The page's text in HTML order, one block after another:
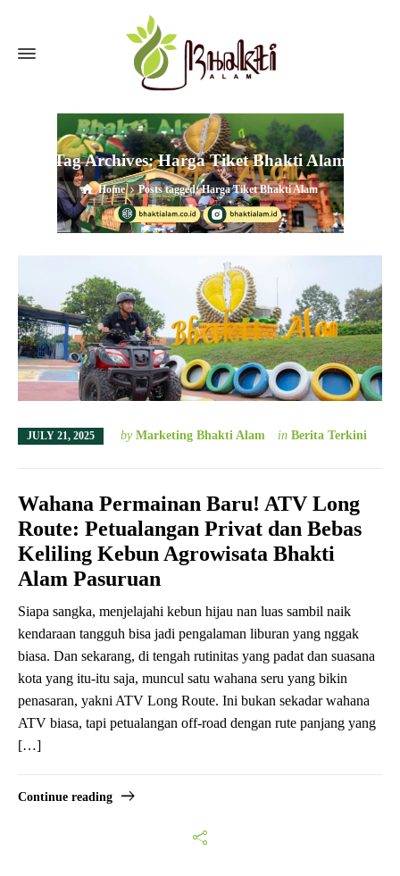
Tag Archives: Harga Tiket Bhakti Alam
Home Posts tagged: Harga Tiket Bhakti Alam
JULY 21, 2025 by Marketing Bhakti Alam in Berita Terkini
Wahana Permainan Baru! ATV Long
Route: Petualangan Privat dan Bebas
Keliling Kebun Agrowisata Bhakti
Alam Pasuruan
Siapa sangka, menjelajahi kebun hijau nan luas sambil naik
kendaraan tangguh bisa jadi pengalaman liburan yang nggak
biasa. Dan sekarang, di tengah rutinitas yang padat dan suasana
kota yang itu-itu saja, muncul satu wahana seru yang bikin
penasaran, yakni ATV Long Route. Ini bukan sekadar wahana
ATV biasa, tapi petualangan off-road dengan rute panjang yang
[…]
Continue reading